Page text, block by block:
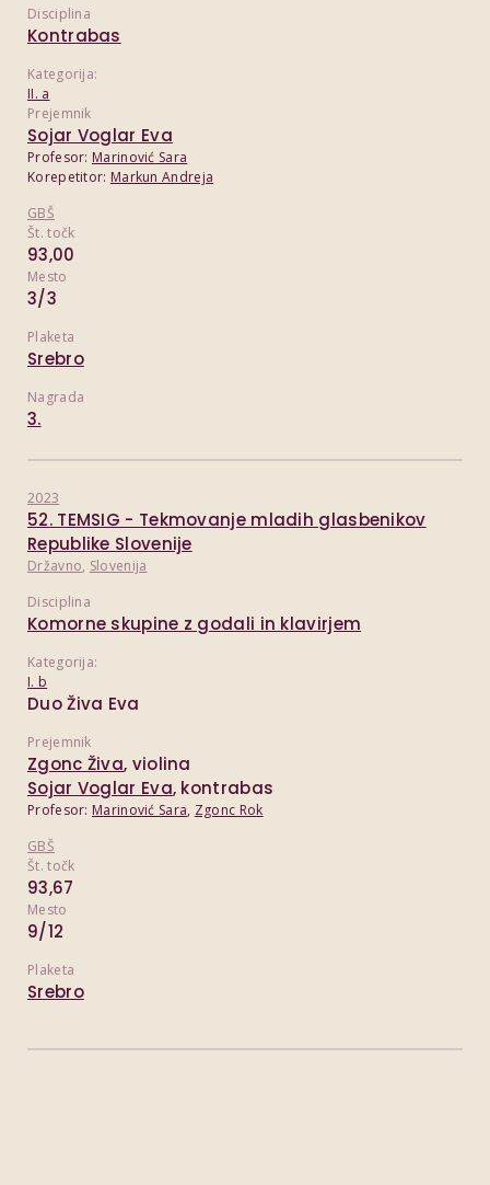
Disciplina
Kontrabas
Kategorija:
II. a
Prejemnik
Sojar Voglar Eva
Profesor: Marinović Sara
Korepetitor: Markun Andreja
GBŠ
Št. točk
93,00
Mesto
3/3
Plaketa
Srebro
Nagrada
3.
2023
52. TEMSIG - Tekmovanje mladih glasbenikov
Republike Slovenije
Državno, Slovenija
Disciplina
Komorne skupine z godali in klavirjem
Kategorija:
I. b
Duo Živa Eva
Prejemnik
Zgonc Živa, violina
Sojar Voglar Eva, kontrabas
Profesor: Marinović Sara, Zgonc Rok
GBŠ
Št. točk
93,67
Mesto
9/12
Plaketa
Srebro